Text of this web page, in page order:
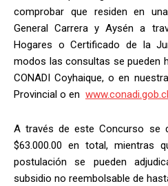
comprobar que residen en
General Carrera y Aysén a
Hogares o Certificado de la
modos las consultas se pueden
CONADI Coyhaique, o en
Provincial o en www.conadi.gob.cl
A través de este Concurso se
$63.000.00 en total, mientras
postulación se pueden
subsidio no reembolsable de